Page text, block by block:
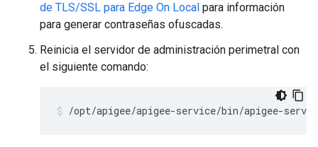
de TLS/SSL para Edge On Local para información
para generar contraseñas ofuscadas.
Reinicia el servidor de administración perimetral con
el siguiente comando:
/opt/apigee/apigee-service/bin/apigee-